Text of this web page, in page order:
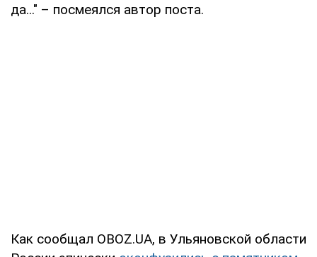
да..." – посмеялся автор поста.
Как сообщал OBOZ.UA, в Ульяновской области